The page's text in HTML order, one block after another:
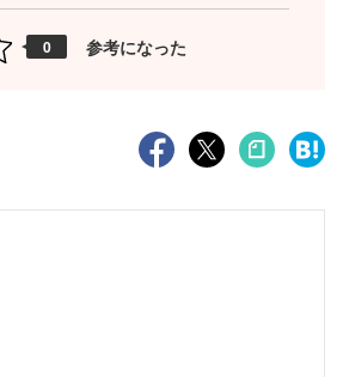
0 参考になった